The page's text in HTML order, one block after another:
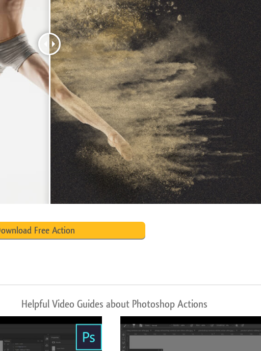
ретуши Ретушь ювелирных
изделий
Данные для обучения
Free Action
Helpful Video Guides about Photoshop Actions